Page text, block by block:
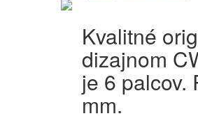
Kvalitné
dizajnom
je 6 palcov.
mm.